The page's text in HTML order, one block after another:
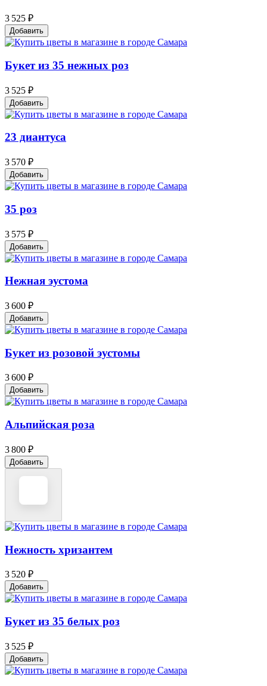
3 525 ₽
Добавить
Букет из 35 нежных роз
3 525 ₽
Добавить
23 диантуса
3 570 ₽
Добавить
35 роз
3 575 ₽
Добавить
Нежная эустома
3 600 ₽
Добавить
Букет из розовой эустомы
3 600 ₽
Добавить
Альпийская роза
3 800 ₽
Добавить
Нежность хризантем
3 520 ₽
Добавить
Букет из 35 белых роз
3 525 ₽
Добавить